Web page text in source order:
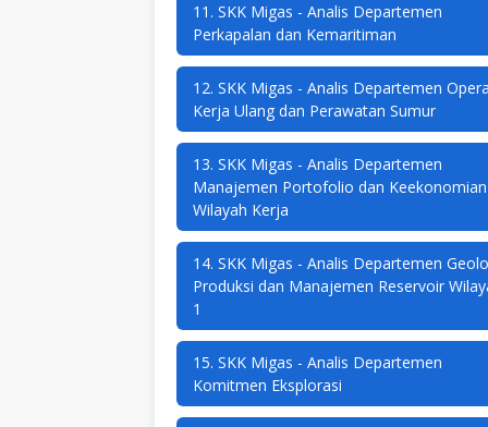
11. SKK Migas - Analis Departemen
Perkapalan dan Kemaritiman
12. SKK Migas - Analis Departemen
Kerja Ulang dan Perawatan Sumur
13. SKK Migas - Analis Departemen
Manajemen Portofolio dan Keekonomian
Wilayah Kerja
14. SKK Migas - Analis Departemen
Produksi dan Manajemen Reservoir
1
15. SKK Migas - Analis Departemen
Komitmen Eksplorasi